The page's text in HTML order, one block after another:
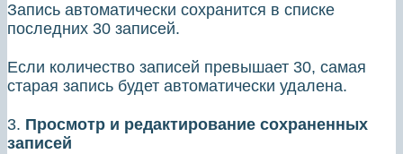
Запись автоматически сохранится в списке
последних 30 записей.
Если количество записей превышает 30, самая
старая запись будет автоматически удалена.
3. Просмотр и редактирование сохраненных
записей